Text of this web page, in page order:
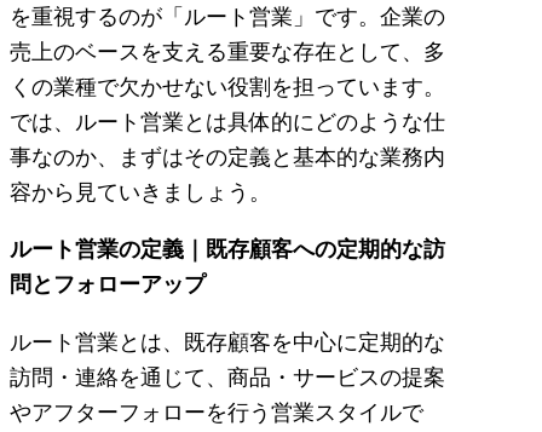
を重視するのが「ルート営業」です。企業の
売上のベースを支える重要な存在として、多
くの業種で欠かせない役割を担っています。
では、ルート営業とは具体的にどのような仕
事なのか、まずはその定義と基本的な業務内
容から見ていきましょう。
ルート営業の定義｜既存顧客への定期的な訪
問とフォローアップ
ルート営業とは、既存顧客を中心に定期的な
訪問・連絡を通じて、商品・サービスの提案
やアフターフォローを行う営業スタイルで